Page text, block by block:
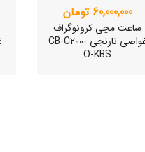
60,000,000 تومان
ساعت مچی کرونوگراف
غواصی نارنجی CB-C200-
O-KBS